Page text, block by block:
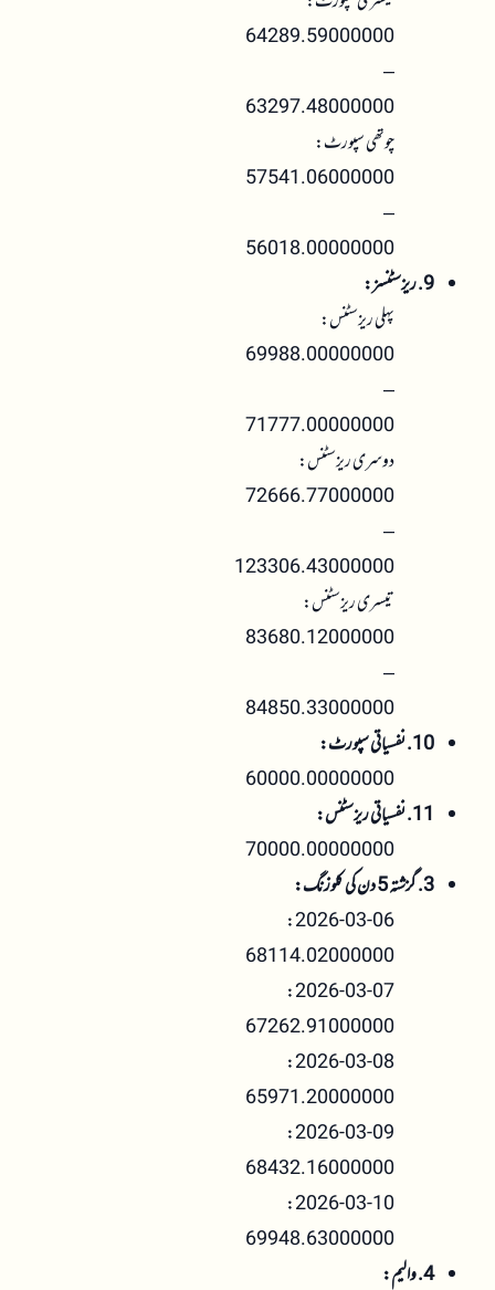
64289.59000000
–
63297.48000000
چوتھی سپورٹ:
57541.06000000
–
56018.00000000
9. ریزسٹنسز:
پہلی ریزسٹنس:
69988.00000000
–
71777.00000000
دوسری ریزسٹنس:
72666.77000000
–
123306.43000000
تیسری ریزسٹنس:
83680.12000000
–
84850.33000000
10. نفسیاتی سپورٹ:
60000.00000000
11. نفسیاتی ریزسٹنس:
70000.00000000
3. گزشتہ 5 دن کی کلوزنگ:
2026-03-06:
68114.02000000
2026-03-07:
67262.91000000
2026-03-08:
65971.20000000
2026-03-09:
68432.16000000
2026-03-10:
69948.63000000
4. والیم: